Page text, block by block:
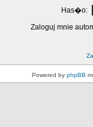
Has�o:
Zaloguj mnie
Powered by phpBB